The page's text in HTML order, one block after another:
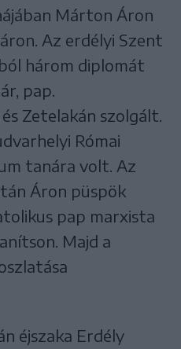
Márton Áron
Az erdélyi Szent
három diplomát
pap.
Zetelakán szolgált.
Római
tanára volt. Az
Áron püspök
pap marxista
Majd a
éjszaka Erdély